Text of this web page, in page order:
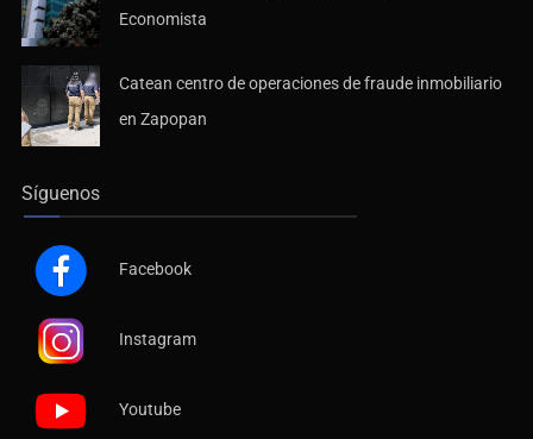
Economista
Catean centro de operaciones de fraude inmobiliario
en Zapopan
Síguenos
Facebook
Instagram
Youtube